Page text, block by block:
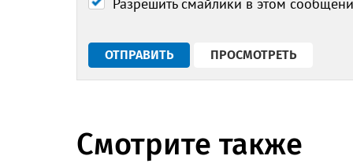
Разрешить смайлики в этом
Смотрите также